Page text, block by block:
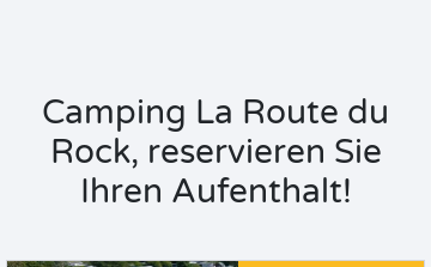
Camping La Route du
Rock, reservieren Sie
Ihren Aufenthalt!